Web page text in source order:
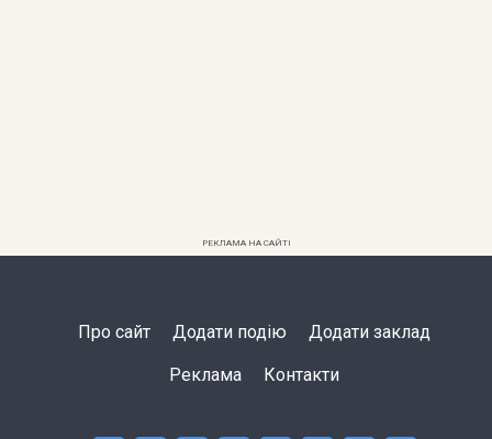
РЕКЛАМА НА САЙТІ
Про сайт Додати подію Додати заклад
Реклама Контакти